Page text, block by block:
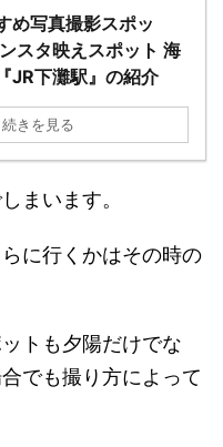
め写真撮影スポッ
スタ映えスポット 海
JR下灘駅』の紹介
続きを見る
まいます。
に行くかはその時の
トも夕陽だけでな
でも撮り方によって